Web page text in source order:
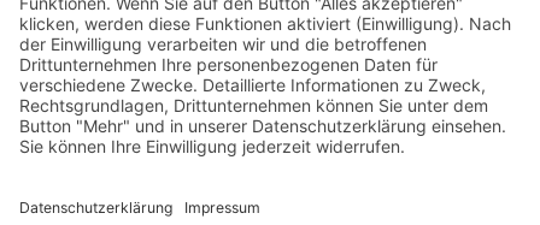
MITGLIEDSANTRAG
SITEMAP
IMPRESSUM